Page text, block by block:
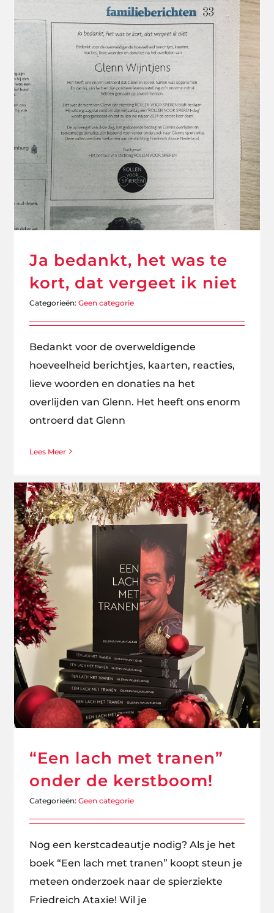
Ja bedankt, het was te
kort, dat vergeet ik niet
Categorieën:Geen categorie
Bedankt voor de overweldigende
hoeveelheid berichtjes, kaarten, reacties,
lieve woorden en donaties na het
overlijden van Glenn. Het heeft ons enorm
ontroerd dat Glenn
Lees Meer
“Een lach met tranen”
onder de kerstboom!
Categorieën:Geen categorie
Nog een kerstcadeautje nodig? Als je het
boek “Een lach met tranen” koopt steun je
meteen onderzoek naar de spierziekte
Friedreich Ataxie! Wil je